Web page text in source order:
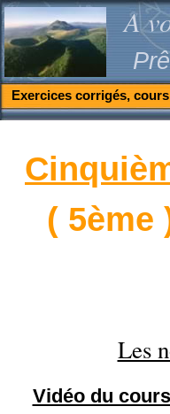
A
Exercices corrigés, cours
( 5ème
Les
Vidéo du